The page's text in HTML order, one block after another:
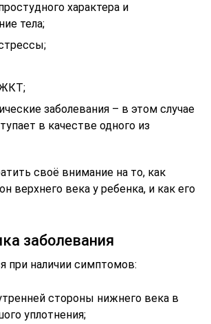
характера и
тела;
ЖКТ;
заболевания – в этом случае
в качестве одного из
своё внимание на то, как
верхнего века у ребенка, и как его
заболевания
при наличии симптомов:
стороны нижнего века в
уплотнения;